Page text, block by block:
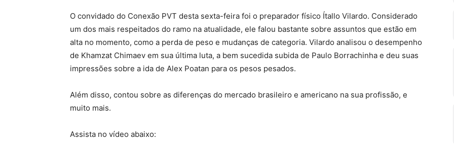
O convidado do Conexão PVT desta sexta-feira foi o preparador físico Ítallo Vilardo. Considerado
um dos mais respeitados do ramo na atualidade, ele falou bastante sobre assuntos que estão em
alta no momento, como a perda de peso e mudanças de categoria. Vilardo analisou o desempenho
de Khamzat Chimaev em sua última luta, a bem sucedida subida de Paulo Borrachinha e deu suas
impressões sobre a ida de Alex Poatan para os pesos pesados.
Além disso, contou sobre as diferenças do mercado brasileiro e americano na sua profissão, e
muito mais.
Assista no vídeo abaixo: